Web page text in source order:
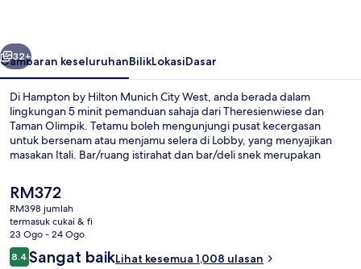
West
Seterusnya
32+
Gambaran keseluruhanBilikLokasiDasar
Di Hampton by Hilton Munich City West, anda berada dalam
lingkungan 5 minit pemanduan sahaja dari Theresienwiese dan
Taman Olimpik. Tetamu boleh mengunjungi pusat kecergasan
untuk bersenam atau menjamu selera di Lobby, yang menyajikan
masakan Itali. Bar/ruang istirahat dan bar/deli snek merupakan
awam terletak berdekatan: jarak Perhentian Trem
Trappentreustraße ialah 2 minit dan Stesen Barthstraße ialah 6 minit.
Harga
semasa
ialah
RM372
RM372
RM398 jumlah
termasuk cukai & fi
23 Ogo - 24 Ogo
Ulasan
8.48.4 daripada 10
Sangat baikLihat kesemua 1,008 ulasan